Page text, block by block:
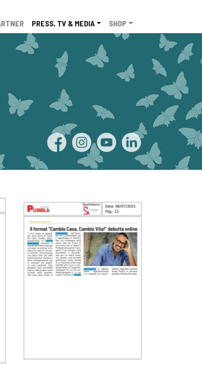
PRESS, TV & MEDIA SHOP